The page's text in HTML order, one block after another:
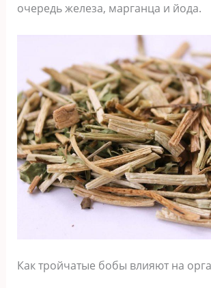
очередь железа, марганца и йода.
Как тройчатые бобы влияют на